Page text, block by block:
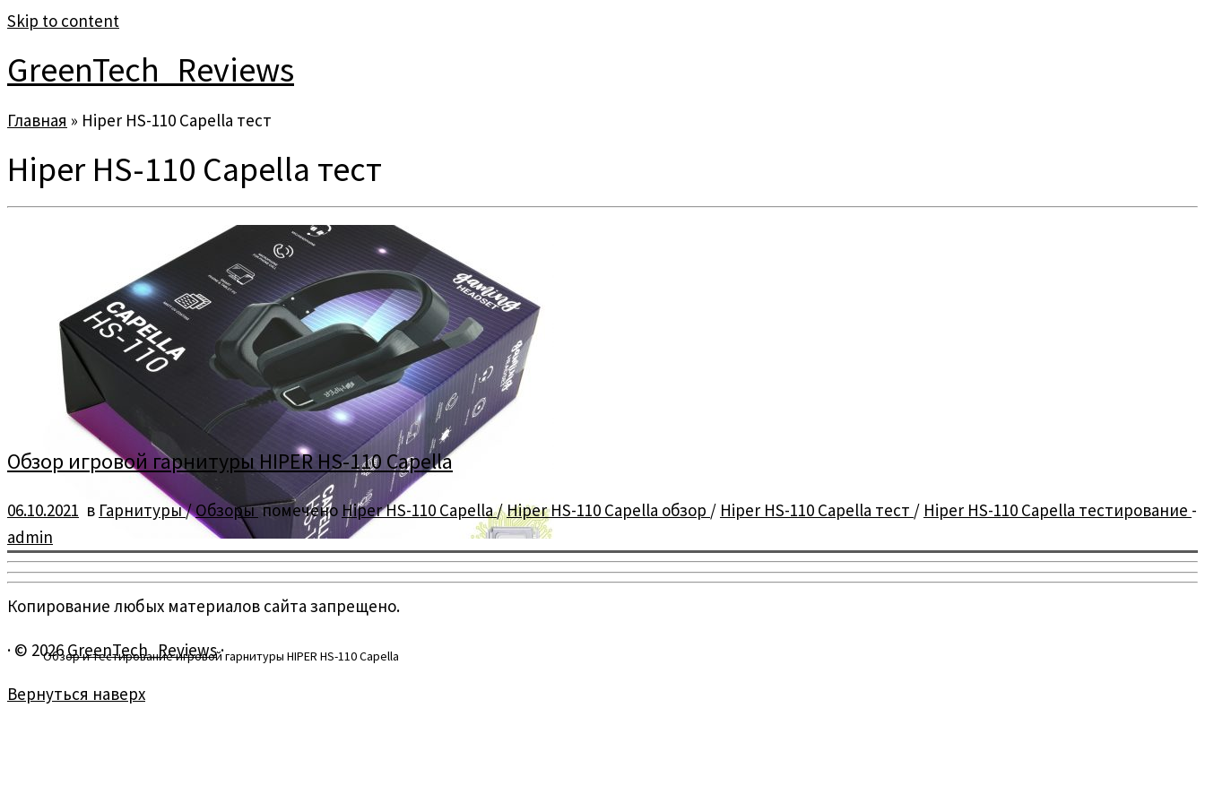
Skip to content
GreenTech_Reviews
Главная » Hiper HS-110 Capella тест
Hiper HS-110 Capella тест
Обзор и тестирование игровой гарнитуры HIPER HS-110 Capella
Обзор игровой гарнитуры HIPER HS-110 Capella
06.10.2021 в Гарнитуры/Обзорыпомечено Hiper HS-110 Capella/Hiper HS-110 Capella обзор / Hiper HS-110 Capella тест / Hiper HS-110 Capella тестирование -
admin
Копирование любых материалов сайта запрещено.
· © 2026GreenTech_Reviews·
Вернуться наверх